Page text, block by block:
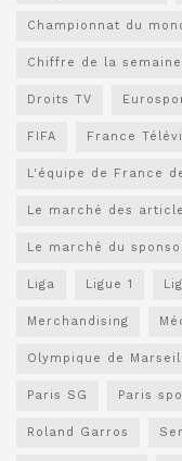
Championnat du
Chiffre de la semaine
Droits TV
FIFA France
L'équipe de France
Le marché des
Le marché du
Liga Ligue 1
Merchandising
Olympique de
Paris SG Paris
Roland Garros